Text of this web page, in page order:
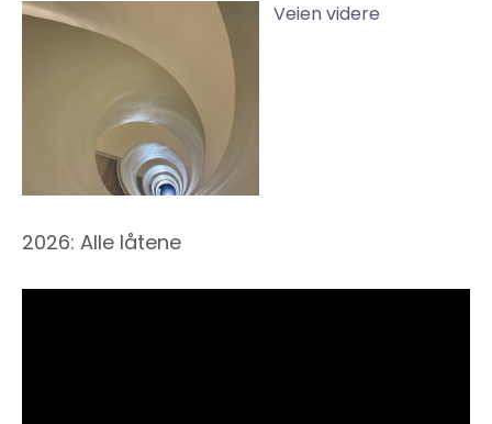
Veien videre
2026: Alle låtene